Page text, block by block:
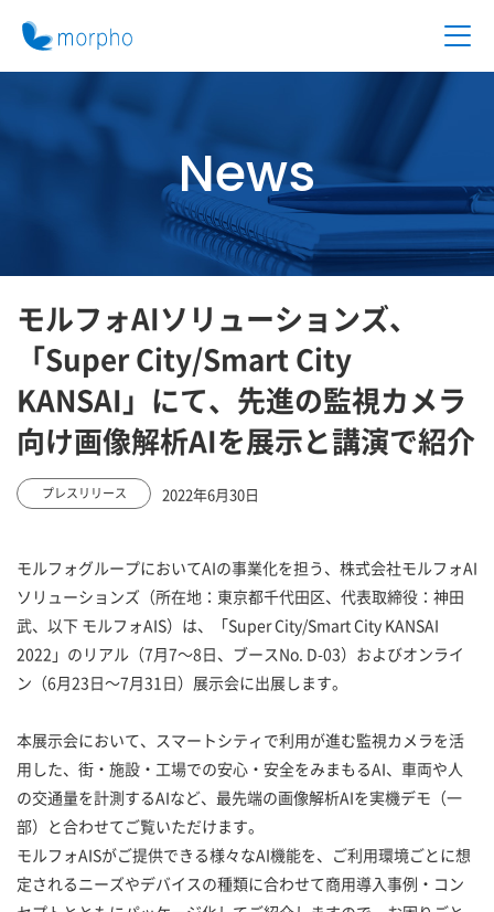
News
モルフォAIソリューションズ、
「Super City/Smart City
KANSAI」にて、先進の監視カメラ
向け画像解析AIを展示と講演で紹介
プレスリリース 2022年6月30日
モルフォグループにおいてAIの事業化を担う、株式会社モルフォAI
ソリューションズ（所在地：東京都千代田区、代表取締役：神田
武、以下 モルフォAIS）は、「Super City/Smart City KANSAI
2022」のリアル（7月7～8日、ブースNo. D-03）およびオンライ
ン（6月23日～7月31日）展示会に出展します。
本展示会において、スマートシティで利用が進む監視カメラを活
用した、街・施設・工場での安心・安全をみまもるAI、車両や人
の交通量を計測するAIなど、最先端の画像解析AIを実機デモ（一
部）と合わせてご覧いただけます。
モルフォAISがご提供できる様々なAI機能を、ご利用環境ごとに想
定されるニーズやデバイスの種類に合わせて商用導入事例・コン